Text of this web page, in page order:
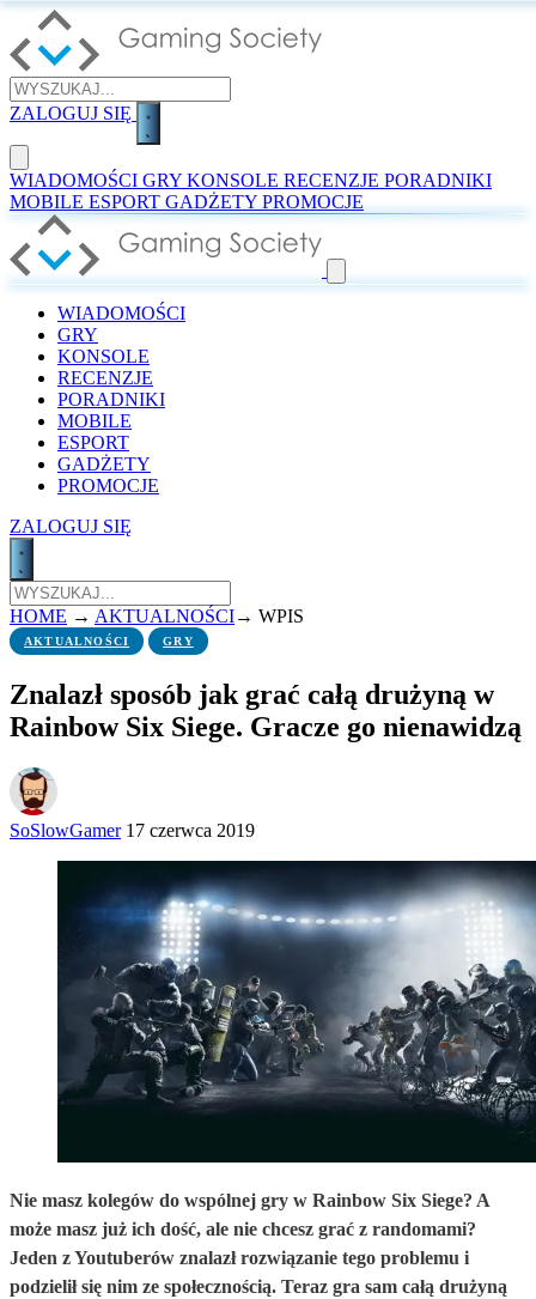
ZALOGUJ SIĘ
WIADOMOŚCI GRY KONSOLE RECENZJE PORADNIKI
MOBILE ESPORT GADŻETY PROMOCJE
WIADOMOŚCI
GRY
KONSOLE
RECENZJE
PORADNIKI
MOBILE
ESPORT
GADŻETY
PROMOCJE
ZALOGUJ SIĘ
HOME → AKTUALNOŚCI→ WPIS
AKTUALNOŚCI GRY
Znalazł sposób jak grać całą drużyną w
Rainbow Six Siege. Gracze go nienawidzą
SoSlowGamer 17 czerwca 2019
Nie masz kolegów do wspólnej gry w Rainbow Six Siege? A
może masz już ich dość, ale nie chcesz grać z randomami?
Jeden z Youtuberów znalazł rozwiązanie tego problemu i
podzielił się nim ze społecznością. Teraz gra sam całą drużyną